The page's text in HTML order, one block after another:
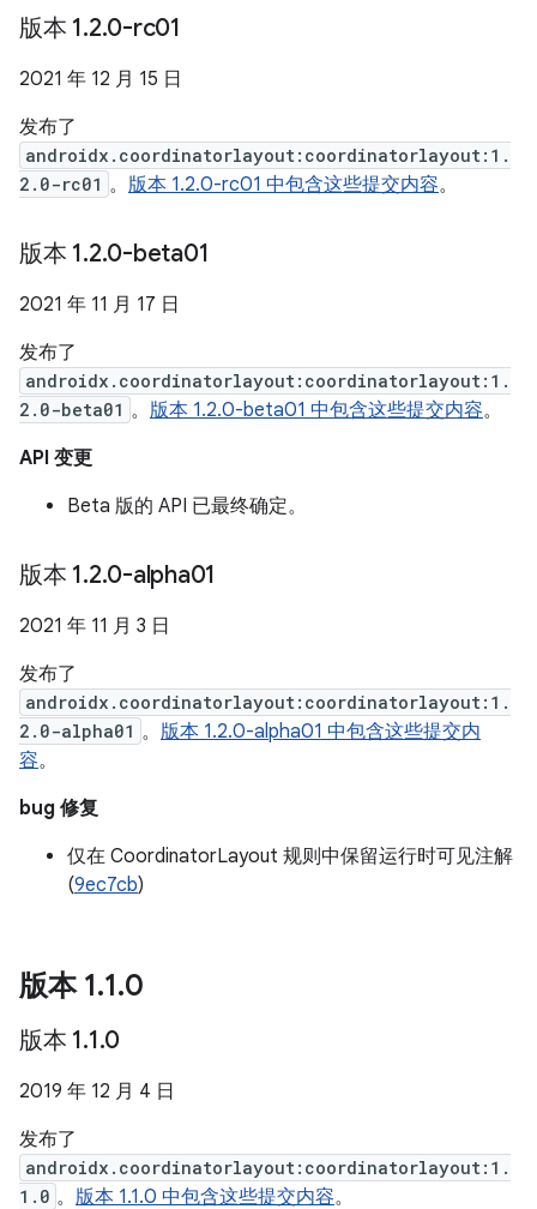
版本 1.2.0-rc01
2021 年 12 月 15 日
发布了
androidx.coordinatorlayout:coordinatorlayout:1.
2.0-rc01 。 版本 1.2.0-rc01 中包含这些提交内容。
版本 1.2.0-beta01
2021 年 11 月 17 日
发布了
androidx.coordinatorlayout:coordinatorlayout:1.
2.0-beta01 。 版本 1.2.0-beta01 中包含这些提交内容。
API 变更
Beta 版的 API 已最终确定。
版本 1.2.0-alpha01
2021 年 11 月 3 日
发布了
androidx.coordinatorlayout:coordinatorlayout:1.
2.0-alpha01 。 版本 1.2.0-alpha01 中包含这些提交内
容。
bug 修复
仅在 CoordinatorLayout 规则中保留运行时可见注解
(9ec7cb)
版本 1.1.0
版本 1.1.0
2019 年 12 月 4 日
发布了
androidx.coordinatorlayout:coordinatorlayout:1.
1.0 。 版本 1.1.0 中包含这些提交内容。